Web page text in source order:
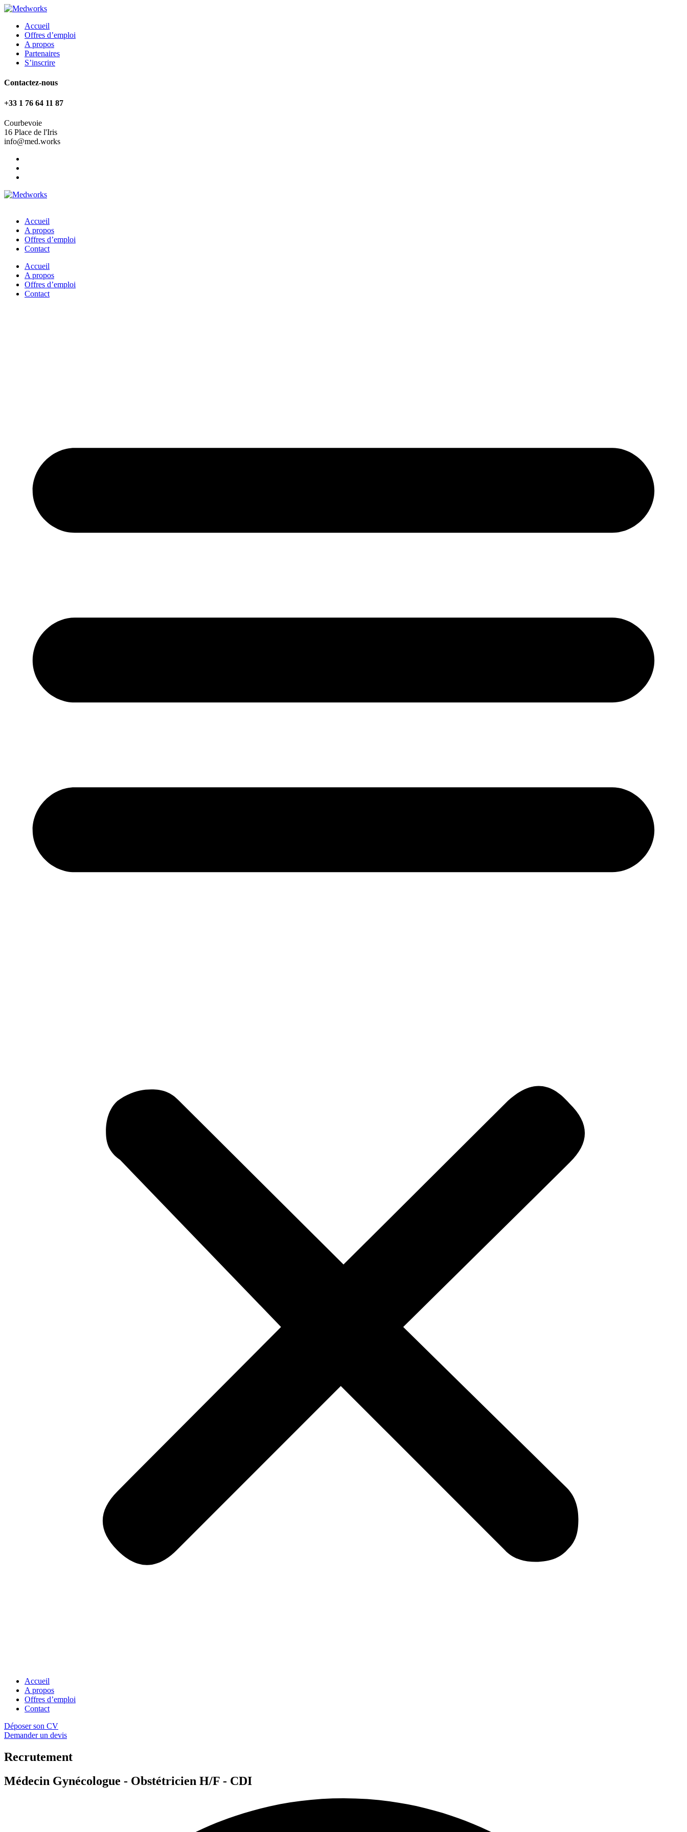
Accueil
Offres d’emploi
A propos
Partenaires
S’inscrire
Contactez-nous
+33 1 76 64 11 87
Courbevoie
16 Place de l'Iris
info@med.works
Accueil
A propos
Offres d’emploi
Contact
Accueil
A propos
Offres d’emploi
Contact
Accueil
A propos
Offres d’emploi
Contact
Déposer son CV
Demander un devis
Recrutement
Médecin Gynécologue - Obstétricien H/F - CDI